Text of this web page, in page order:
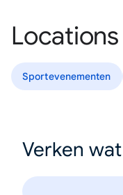
Locations
Sportevenementen
Verken